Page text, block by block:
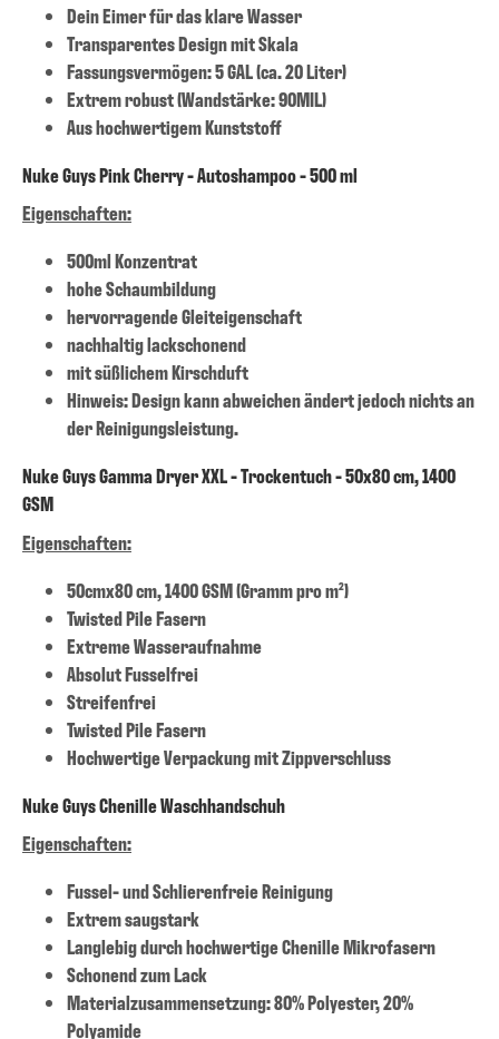
Dein Eimer für das klare Wasser
Transparentes Design mit Skala
Fassungsvermögen: 5 GAL (ca. 20 Liter)
Extrem robust (Wandstärke: 90MIL)
Aus hochwertigem Kunststoff
Nuke Guys Pink Cherry - Autoshampoo - 500 ml
Eigenschaften:
500ml Konzentrat
hohe Schaumbildung
hervorragende Gleiteigenschaft
nachhaltig lackschonend
mit süßlichem Kirschduft
Hinweis: Design kann abweichen ändert jedoch nichts an
der Reinigungsleistung.
Nuke Guys Gamma Dryer XXL - Trockentuch - 50x80 cm, 1400
GSM
Eigenschaften:
50cmx80 cm, 1400 GSM (Gramm pro m²)
Twisted Pile Fasern
Extreme Wasseraufnahme
Absolut Fusselfrei
Streifenfrei
Twisted Pile Fasern
Hochwertige Verpackung mit Zippverschluss
Nuke Guys Chenille Waschhandschuh
Eigenschaften:
Fussel- und Schlierenfreie Reinigung
Extrem saugstark
Langlebig durch hochwertige Chenille Mikrofasern
Schonend zum Lack
Materialzusammensetzung: 80% Polyester, 20%
Polyamide